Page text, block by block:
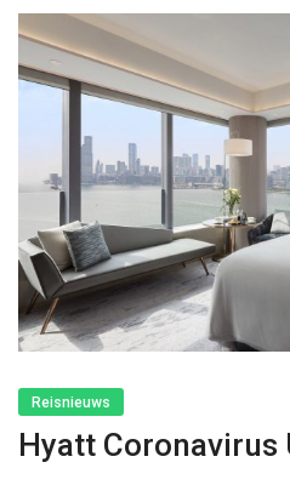
Reisnieuws
Hyatt Coronavirus